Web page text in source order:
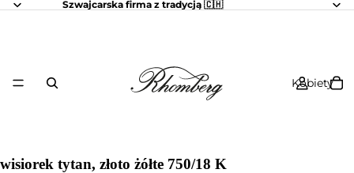
Szwajcarska firma z tradycją 🇨🇭
Kobiety
wisiorek tytan, złoto żółte 750/18 K